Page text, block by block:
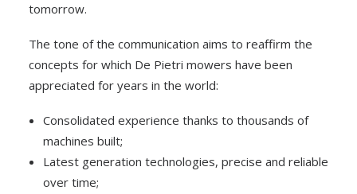
tomorrow.
The tone of the communication aims to reaffirm the
concepts for which De Pietri mowers have been
appreciated for years in the world:
Consolidated experience thanks to thousands of
machines built;
Latest generation technologies, precise and reliable
over time;